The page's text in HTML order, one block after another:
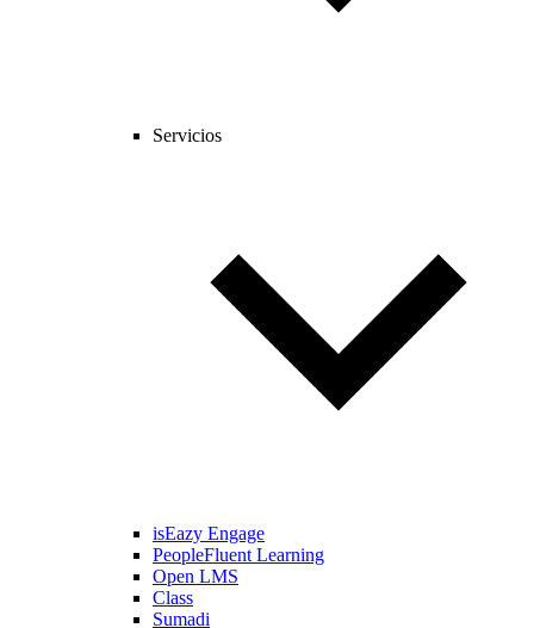
Servicios
isEazy Engage
PeopleFluent Learning
Open LMS
Class
Sumadi